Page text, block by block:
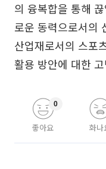
의 융복합을 통해
로운 동력으로서의
산업재로서의 스포
활용 방안에 대한
좋아요
0
화나